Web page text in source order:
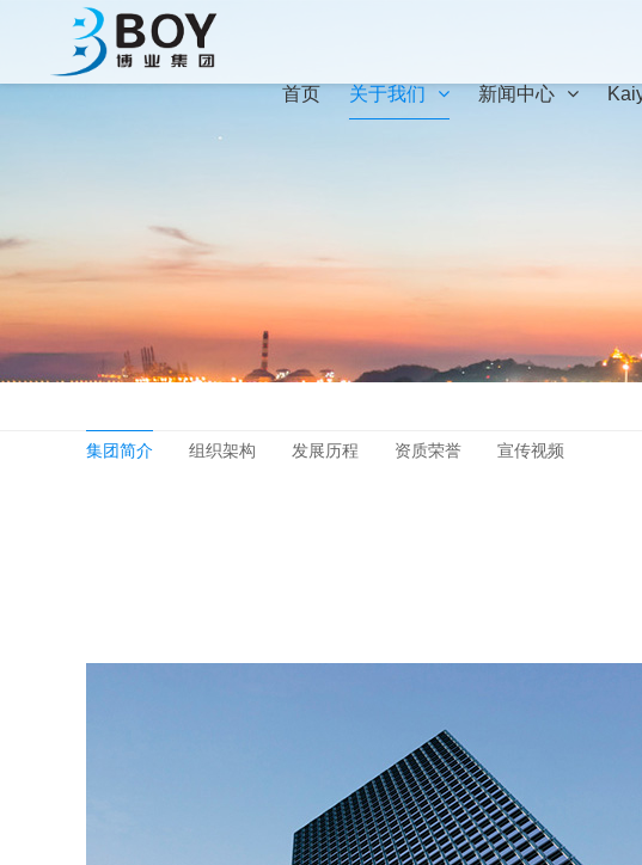
首页 关于我们 新闻中心
集团简介 组织架构 发展历程 资质荣誉 宣传视频